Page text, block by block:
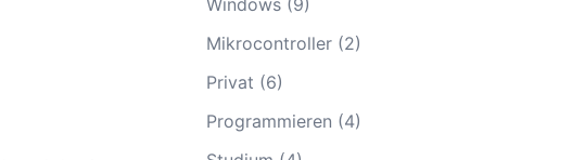
Windows(9)
Mikrocontroller(2)
Privat (6)
Programmieren (4)